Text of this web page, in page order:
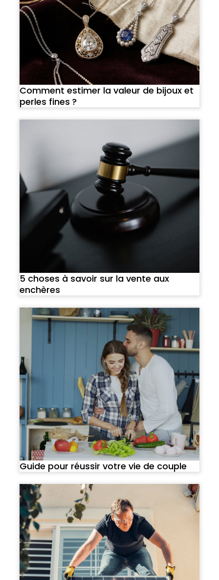
Comment estimer la valeur de bijoux et
perles fines ?
5 choses à savoir sur la vente aux
enchères
Guide pour réussir votre vie de couple